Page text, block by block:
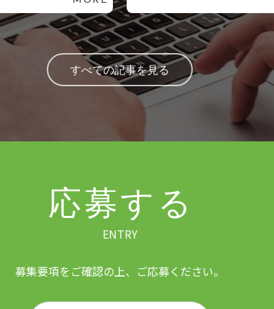
すべての記事を見る
応募する
ENTRY
募集要項をご確認の上、ご応募ください。